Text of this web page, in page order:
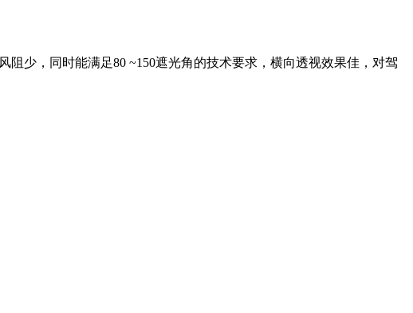
少，同时能满足80 ~150遮光角的技术要求，横向透视效果佳，对驾